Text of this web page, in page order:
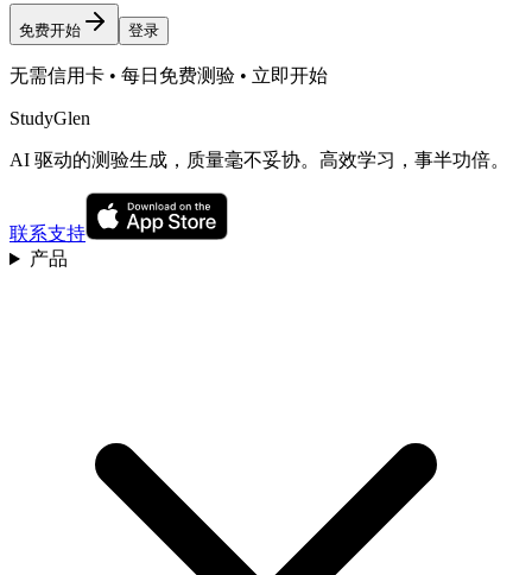
免费开始 登录
无需信用卡 • 每日免费测验 • 立即开始
StudyGlen
AI 驱动的测验生成，质量毫不妥协。高效学习，事半功倍。
联系支持
产品